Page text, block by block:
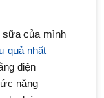
sữa của mình
quả nhất
điện
năng